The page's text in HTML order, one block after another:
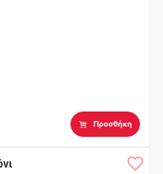
Προσθήκη